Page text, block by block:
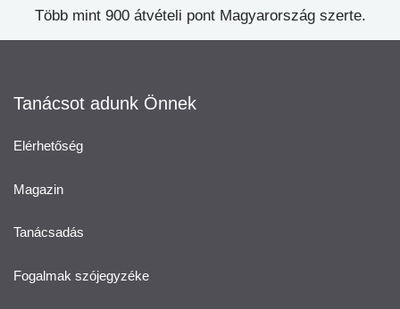
Több mint 900 átvételi pont Magyarország szerte.
Tanácsot adunk Önnek
Elérhetőség
Magazin
Tanácsadás
Fogalmak szójegyzéke